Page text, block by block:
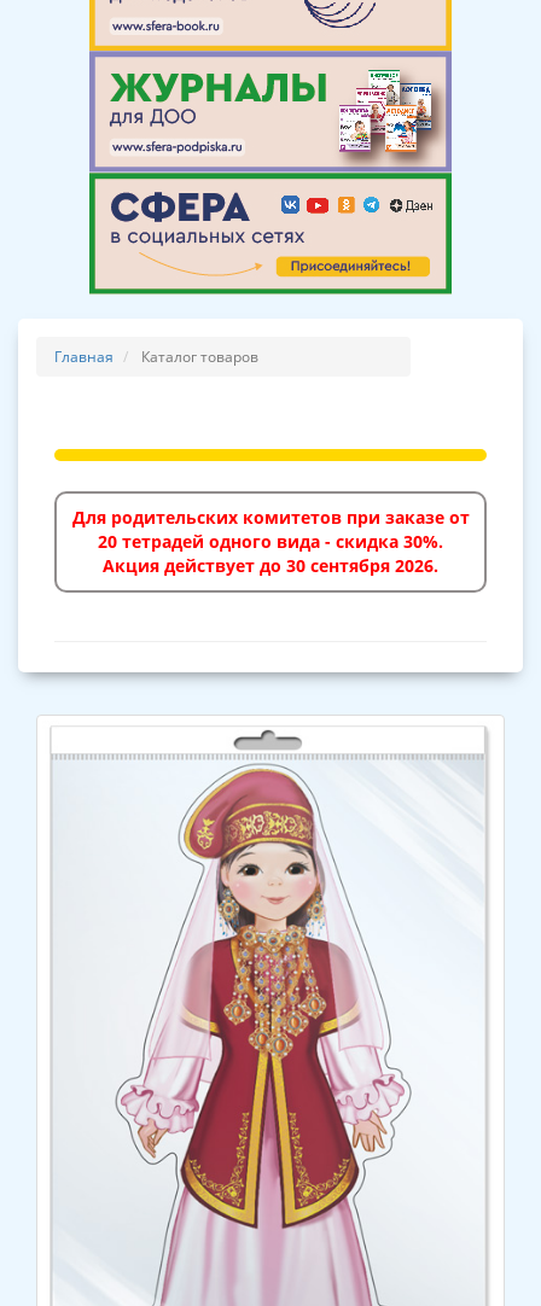
Главная Каталог товаров
Для родительских комитетов при заказе от
20 тетрадей одного вида - скидка 30%.
Акция действует до 30 сентября 2026.